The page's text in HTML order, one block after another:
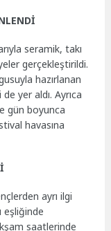
seramik, takı
gerçekleştirildi.
hazırlanan
yer aldı. Ayrıca
gün boyunca
havasına
ayrı ilgi
eşliğinde
saatlerinde